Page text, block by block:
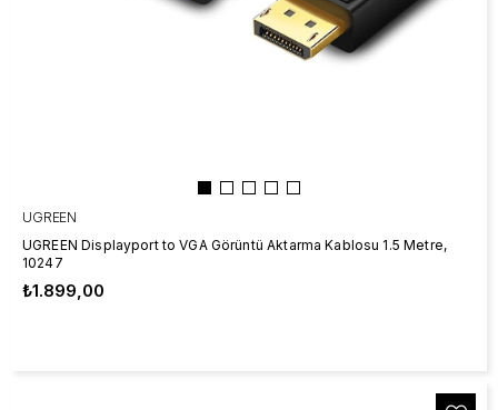
UGREEN
UGREEN Displayport to VGA Görüntü Aktarma Kablosu 1.5 Metre,
10247
₺1.899,00